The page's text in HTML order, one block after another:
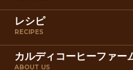
レシピ
RECIPES
カルディコーヒーファー
ABOUT US